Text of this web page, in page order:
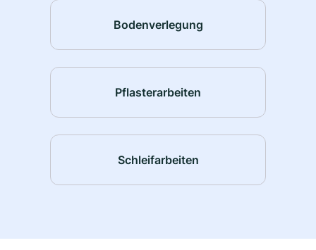
Bodenverlegung
Pflasterarbeiten
Schleifarbeiten